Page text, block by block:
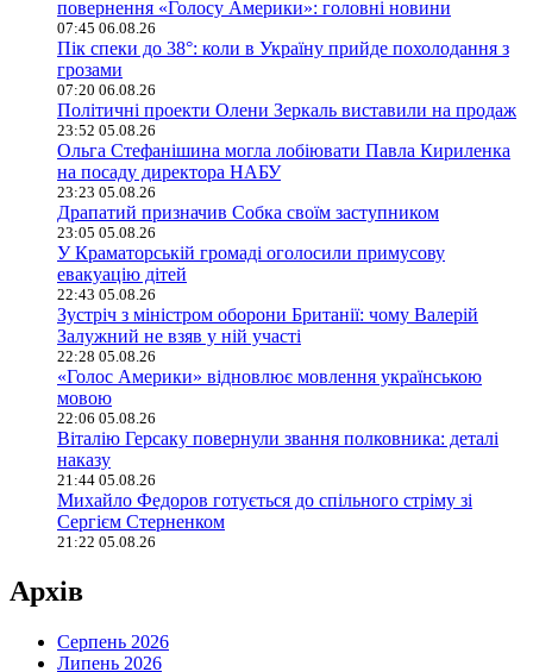
повернення «Голосу Америки»: головні новини
07:45 06.08.26
Пік спеки до 38°: коли в Україну прийде похолодання з
грозами
07:20 06.08.26
Політичні проекти Олени Зеркаль виставили на продаж
23:52 05.08.26
Ольга Стефанішина могла лобіювати Павла Кириленка
на посаду директора НАБУ
23:23 05.08.26
Драпатий призначив Собка своїм заступником
23:05 05.08.26
У Краматорській громаді оголосили примусову
евакуацію дітей
22:43 05.08.26
Зустріч з міністром оборони Британії: чому Валерій
Залужний не взяв у ній участі
22:28 05.08.26
«Голос Америки» відновлює мовлення українською
мовою
22:06 05.08.26
Віталію Герсаку повернули звання полковника: деталі
наказу
21:44 05.08.26
Михайло Федоров готується до спільного стріму зі
Сергієм Стерненком
21:22 05.08.26
Архів
Серпень 2026
Липень 2026